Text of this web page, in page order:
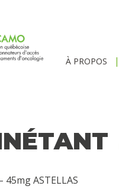
À PROPOS
45mg ASTELLAS